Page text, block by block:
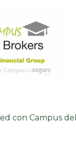
con Campus